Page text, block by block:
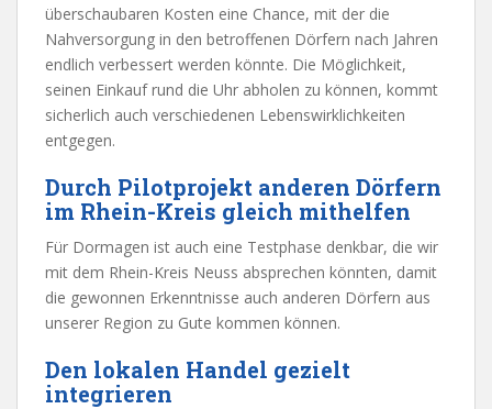
überschaubaren Kosten eine Chance, mit der die
Nahversorgung in den betroffenen Dörfern nach Jahren
endlich verbessert werden könnte. Die Möglichkeit,
seinen Einkauf rund die Uhr abholen zu können, kommt
sicherlich auch verschiedenen Lebenswirklichkeiten
entgegen.
Durch Pilotprojekt anderen Dörfern
im Rhein-Kreis gleich mithelfen
Für Dormagen ist auch eine Testphase denkbar, die wir
mit dem Rhein-Kreis Neuss absprechen könnten, damit
die gewonnen Erkenntnisse auch anderen Dörfern aus
unserer Region zu Gute kommen können.
Den lokalen Handel gezielt
integrieren